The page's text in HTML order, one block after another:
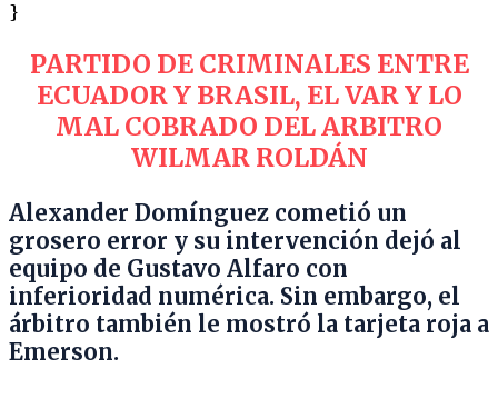
}
PARTIDO DE CRIMINALES ENTRE
ECUADOR Y BRASIL, EL VAR Y LO
MAL COBRADO DEL ARBITRO
WILMAR ROLDÁN
Alexander Domínguez cometió un
grosero error y su intervención dejó al
equipo de Gustavo Alfaro con
inferioridad numérica. Sin embargo, el
árbitro también le mostró la tarjeta roja a
Emerson.